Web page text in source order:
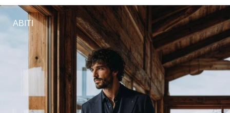
Azienda
Contatti
ABITI